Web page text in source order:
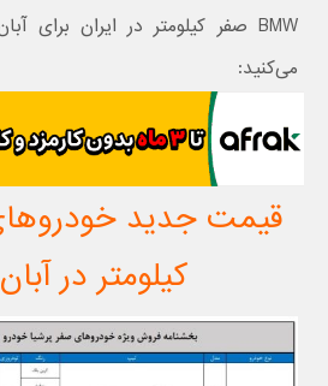
می‌کنید:
کیلومتر در آبان 1401